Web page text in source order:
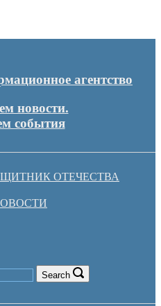
агентство
новости.
события
ОТЕЧЕСТВА
Search